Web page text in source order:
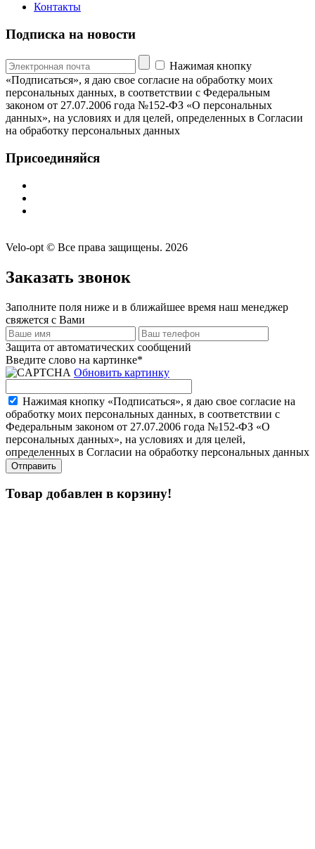
Контакты
Подписка на новости
Нажимая кнопку
«Подписаться», я даю свое согласие на обработку моих
персональных данных, в соответствии с Федеральным
законом от 27.07.2006 года №152-ФЗ «О персональных
данных», на условиях и для целей, определенных в Согласии
на обработку персональных данных
Присоединяйся
Velo-opt © Все права защищены. 2026
Заказать звонок
Заполните поля ниже и в ближайшее время наш менеджер
свяжется с Вами
Защита от автоматических сообщений
Введите слово на картинке*
Обновить картинку
Нажимая кнопку «Подписаться», я даю свое согласие на
обработку моих персональных данных, в соответствии с
Федеральным законом от 27.07.2006 года №152-ФЗ «О
персональных данных», на условиях и для целей,
определенных в Согласии на обработку персональных данных
Товар добавлен в корзину!